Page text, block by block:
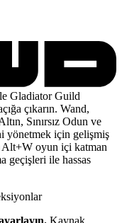
Gladiator Guild
çıkarın. Wand,
Sınırsız Odun ve
yönetmek için gelişmiş
Alt+W oyun içi katman
geçişleri ile hassas
Kaynak